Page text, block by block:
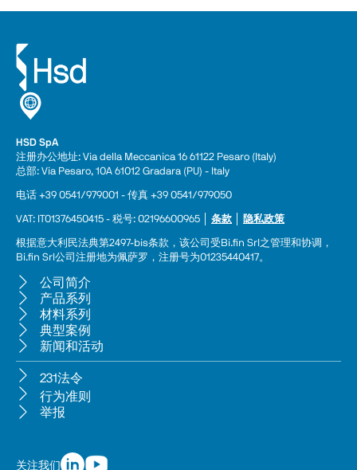
HSD SpA
注册办公地址: Via della Meccanica 16 61122 Pesaro (Italy)
总部: Via Pesaro, 10A 61012 Gradara (PU) - Italy
电话 +39 0541/979001 - 传真 +39 0541/979050
VAT: IT01376450415 - 税号: 02196600965 │ 条款 隐私政策
根据意大利民法典第2497-bis条款，该公司受Bi.fin Srl之管理和协调，
Bi.fin Srl公司注册地为佩萨罗，注册号为01235440417。
公司简介
产品系列
材料系列
典型案例
新闻和活动
231法令
行为准则
举报
关注我们